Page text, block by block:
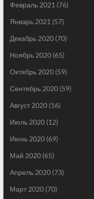
Февраль 2021 (76)
Январь 2021 (57)
Декабрь 2020(70)
Ноябрь 2020(65)
Октябрь 2020(59)
Сентябрь 2020(59)
Август 2020(16)
Июль 2020(12)
Июнь 2020(69)
Май 2020(65)
Апрель 2020(73)
Март 2020(70)